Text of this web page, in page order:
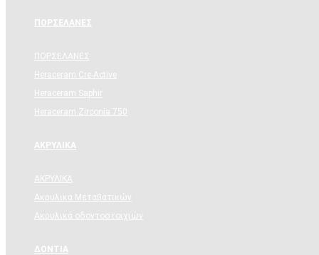
ΠΟΡΣΕΛΑΝΕΣ
ΠΟΡΣΕΛΑΝΕΣ
Heraceram Cre-Active
Heraceram Saphir
Heraceram Zirconia 750
ΑΚΡΥΛΙΚΑ
ΑΚΡΥΛΙΚΑ
Ακρυλικα Μεταβατικών
Ακρυλικά οδοντοστοιχιών
ΔΟΝΤΙΑ